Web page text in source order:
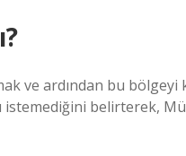
ve ardından bu
istemediğini belirterek,